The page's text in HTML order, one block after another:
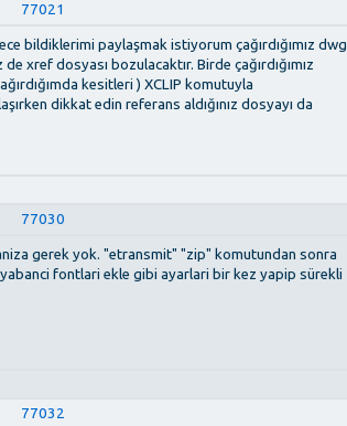
77021
bildiklerimi paylaşmak istiyorum çağırdığımız dwg
xref dosyası bozulacaktır. Birde çağırdığımız
kesitleri ) XCLIP komutuyla
dikkat edin referans aldığınız dosyayı da
77030
gerek yok. "etransmit" "zip" komutundan sonra
fontlari ekle gibi ayarlari bir kez yapip sürekli
77032